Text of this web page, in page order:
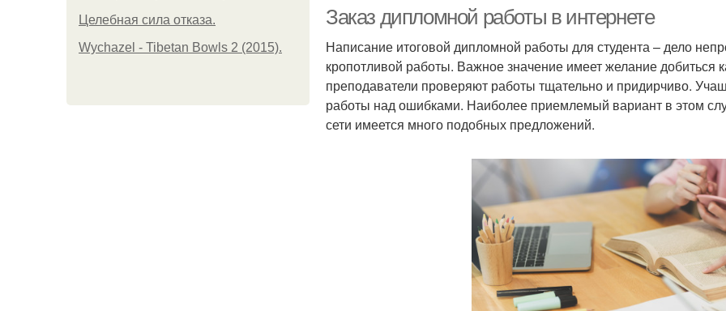
Целебная сила отказа.
Wychazel - Tibetan Bowls 2 (2015).
Заказ дипломной работы в интернете
Написание итоговой дипломной работы для студента – дело
кропотливой работы. Важное значение имеет желание добиться
преподаватели проверяют работы тщательно и придирчиво.
работы над ошибками. Наиболее приемлемый вариант в этом
сети имеется много подобных предложений.